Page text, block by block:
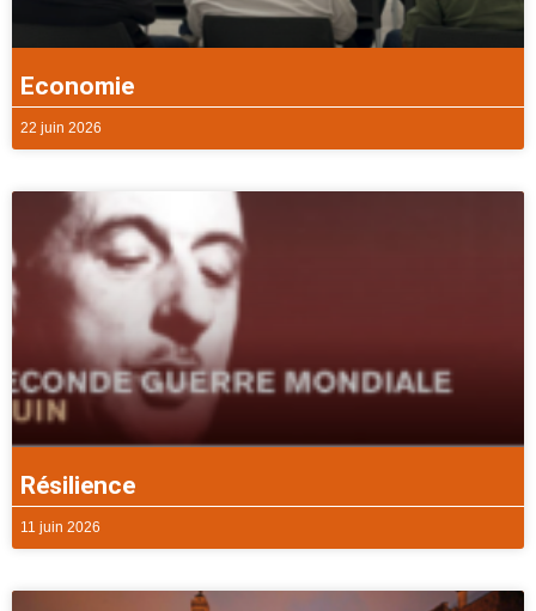
Economie
22 juin 2026
Résilience
11 juin 2026